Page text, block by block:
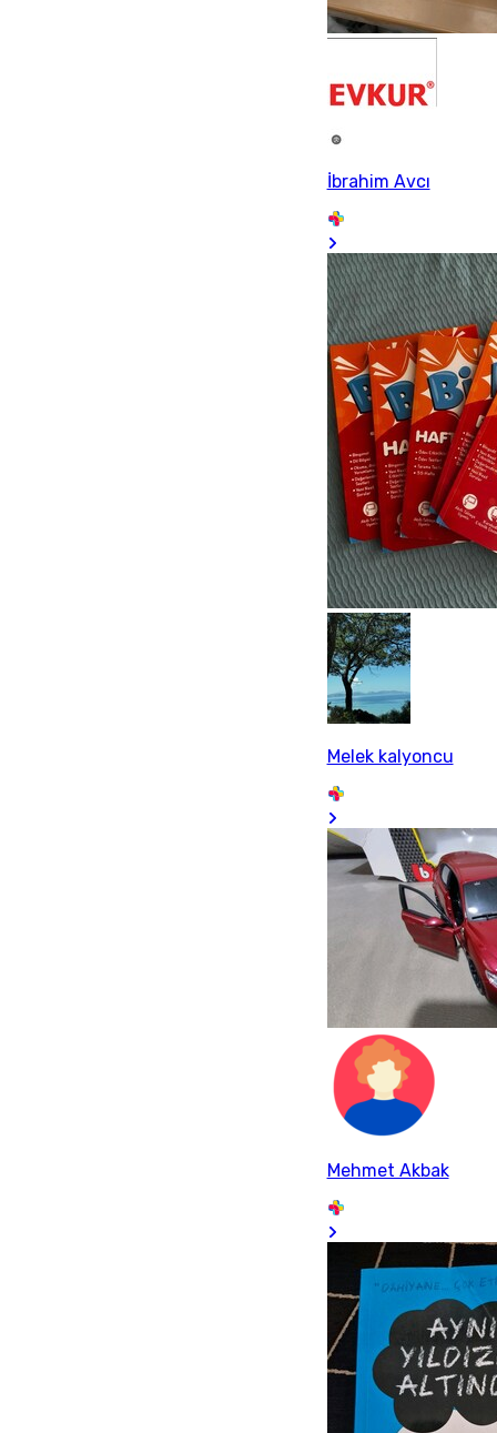
İbrahim Avcı
Melek kalyoncu
Mehmet Akbak